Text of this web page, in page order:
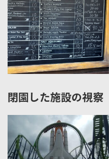
閉園した施設の視察